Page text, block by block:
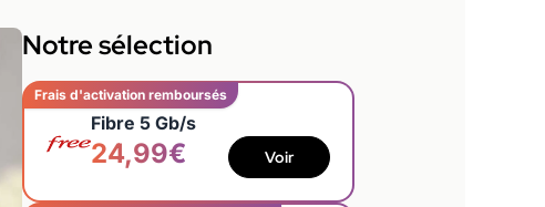
Notre sélection
Frais d'activation remboursés
Fibre 5 Gb/s
24,99€ Voir